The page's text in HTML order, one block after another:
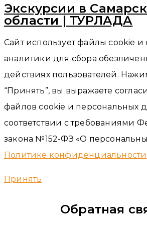
Экскурсии в
области | ТУРЛАДА
Сайт использует файлы cookie и
аналитики для сбора
действиях пользователей.
“Принять”, вы выражаете
файлов cookie и персональных
соответствии с требованиями
закона №152-ФЗ «О
Политике конфиденциальности
Принять
Обратная